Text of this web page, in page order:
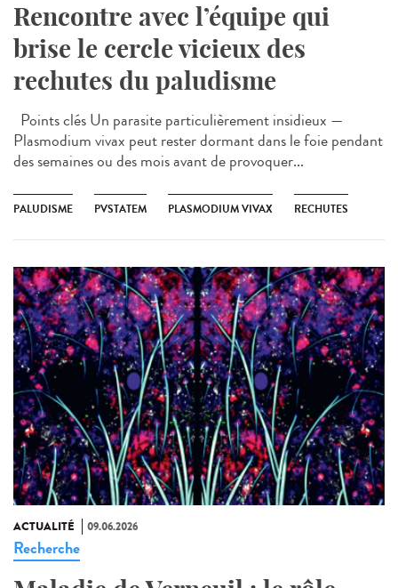
Rencontre avec l’équipe qui
brise le cercle vicieux des
rechutes du paludisme
Points clés Un parasite particulièrement insidieux —
Plasmodium vivax peut rester dormant dans le foie pendant
des semaines ou des mois avant de provoquer...
PALUDISME PVSTATEM PLASMODIUM VIVAX RECHUTES
ACTUALITÉ 09.06.2026
Recherche